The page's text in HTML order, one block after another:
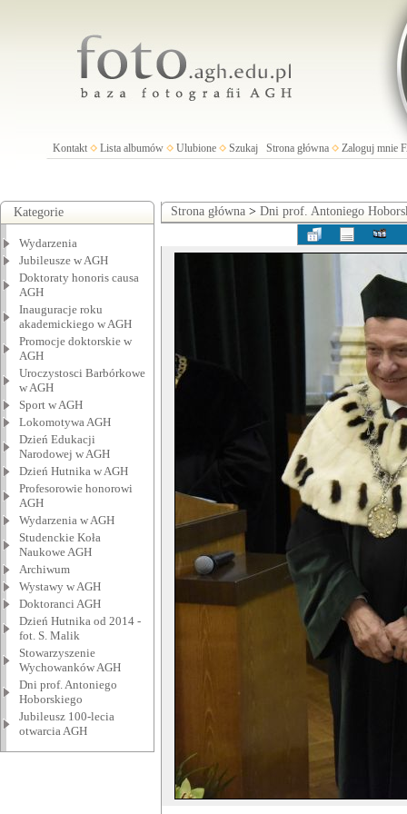
Kontakt Lista albumów Ulubione Szukaj Strona główna Zaloguj mnie
Kategorie
Wydarzenia
Jubileusze w AGH
Doktoraty honoris causa
AGH
Inauguracje roku
akademickiego w AGH
Promocje doktorskie w
AGH
Uroczystosci Barbórkowe
w AGH
Sport w AGH
Lokomotywa AGH
Dzień Edukacji
Narodowej w AGH
Dzień Hutnika w AGH
Profesorowie honorowi
AGH
Wydarzenia w AGH
Studenckie Koła
Naukowe AGH
Archiwum
Wystawy w AGH
Doktoranci AGH
Dzień Hutnika od 2014 -
fot. S. Malik
Stowarzyszenie
Wychowanków AGH
Dni prof. Antoniego
Hoborskiego
Jubileusz 100-lecia
otwarcia AGH
Strona główna > Dni prof. Antoniego